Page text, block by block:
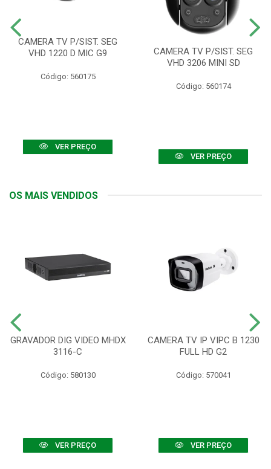
CAMERA TV P/SIST. SEG
VHD 1220 D MIC G9
Código: 560175
VER PREÇO
CAMERA TV P/SIST. SEG
VHD 3206 MINI SD
Código: 560174
VER PREÇO
OS MAIS VENDIDOS
GRAVADOR DIG VIDEO MHDX
3116-C
Código: 580130
VER PREÇO
CAMERA TV IP VIPC B 1230
FULL HD G2
Código: 570041
VER PREÇO